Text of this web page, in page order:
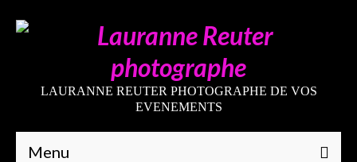
LAURANNE REUTER PHOTOGRAPHE DE VOS
EVENEMENTS
Menu